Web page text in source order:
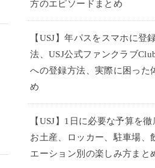
方のエピソードまとめ
【USJ】年パスをスマホに登
法、USJ公式ファンクラブ
への登録方法、実際に困った
め
【USJ】1日に必要な予算を徹
お土産、ロッカー、駐車場、
エーション別の楽しみ方まと